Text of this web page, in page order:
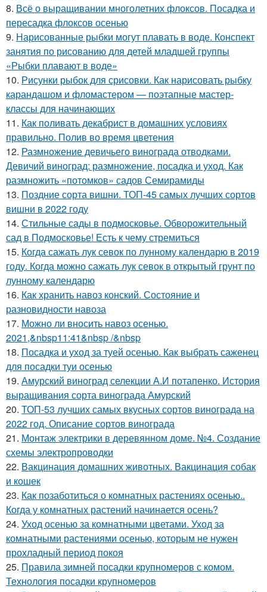
8. Всё о выращивании многолетних флоксов. Посадка и
пересадка флоксов осенью
9. Нарисованные рыбки могут плавать в воде. Конспект
занятия по рисованию для детей младшей группы
«Рыбки плавают в воде»
10. Рисунки рыбок для срисовки. Как нарисовать рыбку
карандашом и фломастером — поэтапные мастер-
классы для начинающих
11. Как поливать декабрист в домашних условиях
правильно. Полив во время цветения
12. Размножение девичьего винограда отводками.
Девичий виноград: размножение, посадка и уход. Как
размножить «потомков» садов Семирамиды
13. Поздние сорта вишни. ТОП-45 самых лучших сортов
вишни в 2022 году
14. Стильные сады в подмосковье. Обворожительный
сад в Подмосковье! Есть к чему стремиться
15. Когда сажать лук севок по лунному календарю в 2019
году. Когда можно сажать лук севок в открытый грунт по
лунному календарю
16. Как хранить навоз конский. Состояние и
разновидности навоза
17. Можно ли вносить навоз осенью.
2021,&nbsp11:41&nbsp /&nbsp
18. Посадка и уход за туей осенью. Как выбрать саженец
для посадки туи осенью
19. Амурский виноград селекции А.И потапенко. История
выращивания сорта винограда Амурский
20. ТОП-53 лучших самых вкусных сортов винограда на
2022 год. Описание сортов винограда
21. Монтаж электрики в деревянном доме. №4. Создание
схемы электропроводки
22. Вакцинация домашних животных. Вакцинация собак
и кошек
23. Как позаботиться о комнатных растениях осенью..
Когда у комнатных растений начинается осень?
24. Уход осенью за комнатными цветами. Уход за
комнатными растениями осенью, которым не нужен
прохладный период покоя
25. Правила зимней посадки крупномеров с комом.
Технология посадки крупномеров